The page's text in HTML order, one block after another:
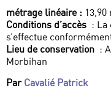
métrage linéaire : 13,90
Conditions d’accès : La
s’effectue
Lieu de conservation :
Morbihan
Par Cavalié Patrick